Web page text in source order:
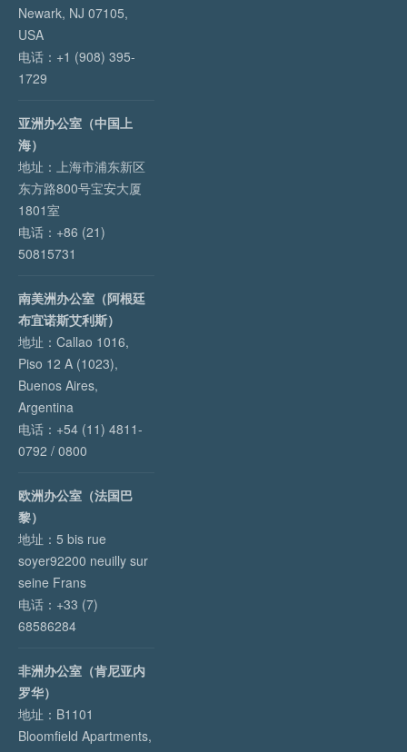
Newark, NJ 07105,
USA
电话：+1 (908) 395-
1729
亚洲办公室（中国上
海）
地址：上海市浦东新区
东方路800号宝安大厦
1801室
电话：+86 (21)
50815731
南美洲办公室（阿根廷
布宜诺斯艾利斯）
地址：Callao 1016,
Piso 12 A (1023),
Buenos Aires,
Argentina
电话：+54 (11) 4811-
0792 / 0800
欧洲办公室（法国巴
黎）
地址：5 bis rue
soyer92200 neuilly sur
seine Frans
电话：+33 (7)
68586284
非洲办公室（肯尼亚内
罗华）
地址：B1101
Bloomfield Apartments,